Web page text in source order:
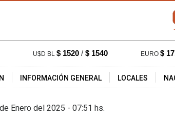
U$D BL $ 1520 / $ 1540 EURO $
INFORMACIÓN GENERAL LOCALES
de Enero del 2025 - 07:51 hs.